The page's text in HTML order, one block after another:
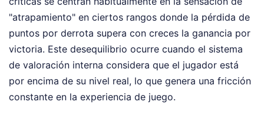
"atrapamiento" en ciertos rangos donde la pérdida de
puntos por derrota supera con creces la ganancia por
victoria. Este desequilibrio ocurre cuando el sistema
de valoración interna considera que el jugador está
por encima de su nivel real, lo que genera una fricción
constante en la experiencia de juego.